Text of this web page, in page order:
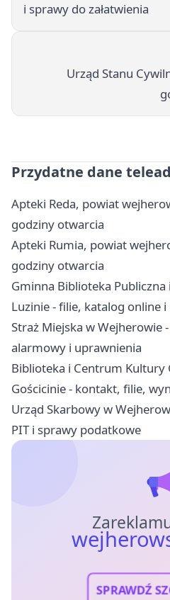
i sprawy do załatwienia
Urząd Stanu
Przydatne dane
Apteki Reda, powiat
godziny otwarcia
Apteki Rumia, powiat
godziny otwarcia
Gminna Biblioteka
Luzinie - filie, katalog online i
Straż Miejska w Wejherowie
alarmowy i uprawnienia
Biblioteka i Centrum Kultury
Gościcinie - kontakt, filie,
Urząd Skarbowy w
PIT i sprawy podatkowe
SPRAWDŹ